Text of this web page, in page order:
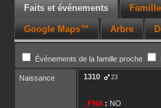
Faits et événements
Google Maps™ Arbre
Événements de la famille proche
Naissance 1310 23
_FNA : NO